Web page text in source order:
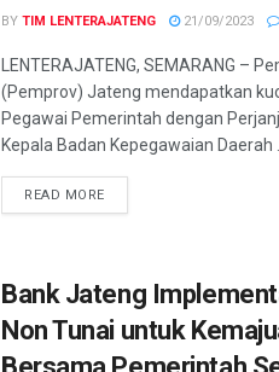
BY TIM LENTERAJATENG 21/09/2023
LENTERAJATENG, SEMARANG –
(Pemprov) Jateng mendapatkan
Pegawai Pemerintah dengan
Kepala Badan Kepegawaian Daerah ...
READ MOREDETAILS
Bank Jateng
Non Tunai untuk